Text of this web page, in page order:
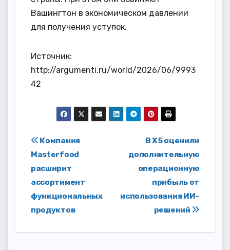
Вашингтон в экономическом давлении
для получения уступок.
Источник:
http://argumenti.ru/world/2026/06/9993
42
Навигация
по
записям
В X5 оценили
дополнительную
операционную
прибыль от
использования ИИ-
решений
Компания
Masterfood
расширит
ассортимент
функциональных
продуктов